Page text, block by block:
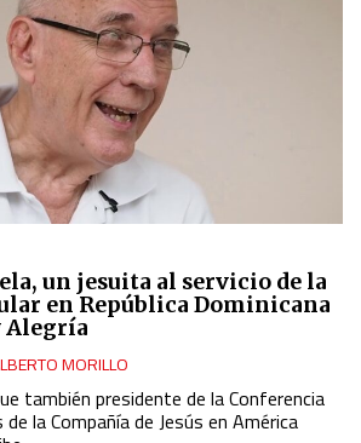
un jesuita al servicio de la
en República Dominicana
Alegría
MORILLO
también presidente de la Conferencia
la Compañía de Jesús en América